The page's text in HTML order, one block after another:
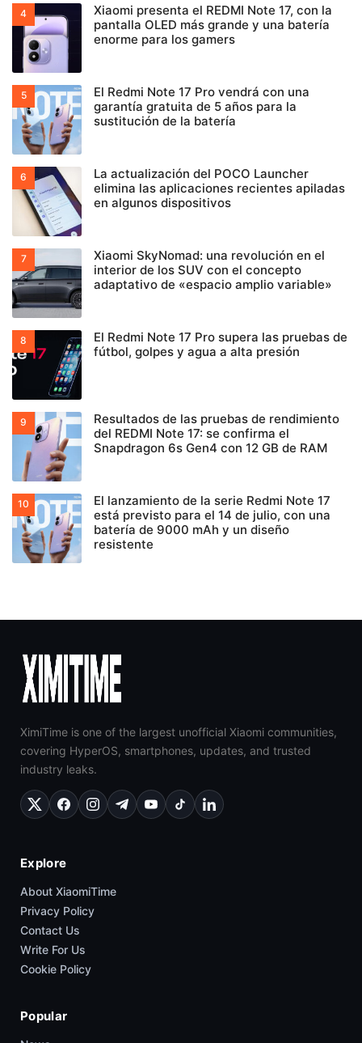
Xiaomi presenta el REDMI Note 17, con la
pantalla OLED más grande y una batería
enorme para los gamers
El Redmi Note 17 Pro vendrá con una
garantía gratuita de 5 años para la
sustitución de la batería
La actualización del POCO Launcher
elimina las aplicaciones recientes apiladas
en algunos dispositivos
Xiaomi SkyNomad: una revolución en el
interior de los SUV con el concepto
adaptativo de «espacio amplio variable»
El Redmi Note 17 Pro supera las pruebas de
fútbol, golpes y agua a alta presión
Resultados de las pruebas de rendimiento
del REDMI Note 17: se confirma el
Snapdragon 6s Gen4 con 12 GB de RAM
El lanzamiento de la serie Redmi Note 17
está previsto para el 14 de julio, con una
batería de 9000 mAh y un diseño
resistente
XimiTime is one of the largest unofficial Xiaomi communities,
covering HyperOS, smartphones, updates, and trusted
industry leaks.
Explore
About XiaomiTime
Privacy Policy
Contact Us
Write For Us
Cookie Policy
Popular